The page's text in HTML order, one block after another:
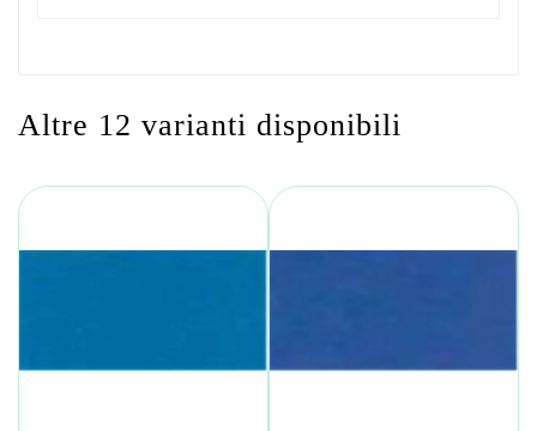
Altre 12 varianti disponibili